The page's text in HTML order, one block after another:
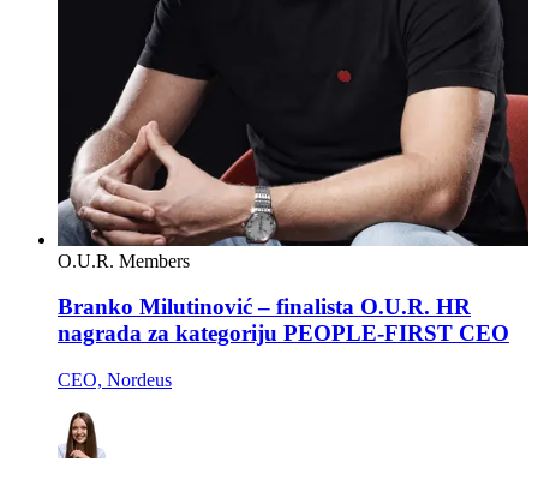
O.U.R. Members
Branko Milutinović – finalista O.U.R. HR
nagrada za kategoriju PEOPLE-FIRST CEO
CEO, Nordeus